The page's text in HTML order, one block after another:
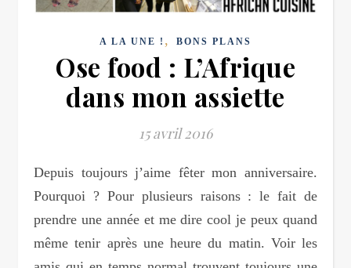
A LA UNE ! , BONS PLANS
Ose food : L’Afrique
dans mon assiette
15 avril 2016
Depuis toujours j’aime fêter mon anniversaire.
Pourquoi ? Pour plusieurs raisons : le fait de
prendre une année et me dire cool je peux quand
même tenir après une heure du matin. Voir les